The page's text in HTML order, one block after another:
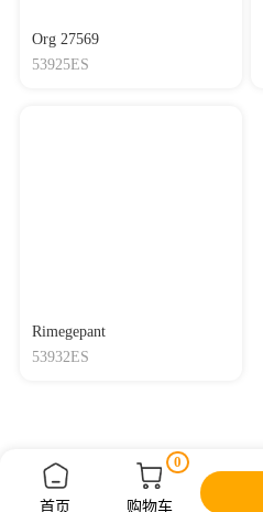
Org 27569
53925ES
Rimegepant
53932ES
首页 购物车
0